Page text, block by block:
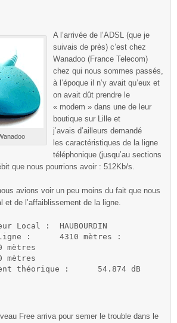
A l’arrivée de l’ADSL (que je
suivais de près) c’est chez
Wanadoo (France Telecom)
chez qui nous sommes passés,
à l’époque il n’y avait qu’eux et
on avait dût prendre le
« modem » dans une de leur
boutique sur Lille et
j’avais d’ailleurs demandé
les caractéristiques de la ligne
téléphonique (jusqu’au sections
que nous pourrions avoir : 512Kb/s.
avions voir un peu moins du fait que nous
et de l’affaiblissement de la ligne.
:	 HAUBOURDIN
mètres :
mètres
mètres
Affaiblissement théorique :	 54.874 dB
Free arriva pour semer le trouble dans le